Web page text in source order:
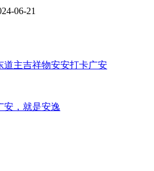
06-21
道主吉祥物安安打卡广安
安，就是安逸